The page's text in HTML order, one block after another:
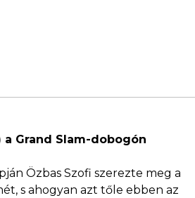
a Grand Slam-dobogón
Özbas Szofi szerezte meg a
s ahogyan azt tőle ebben az